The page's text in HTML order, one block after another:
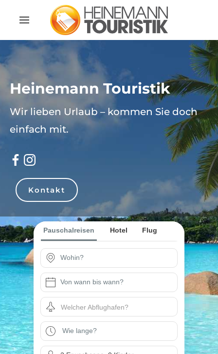
Heinemann Touristik
Wir lieben Urlaub – kommen Sie doch
einfach mit.
Kontakt
Pauschalreisen Hotel Flug
Welcher Abflughafen?